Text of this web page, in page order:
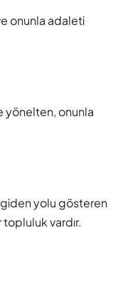
onunla adaleti
yönelten, onunla
giden yolu gösteren
vardır.